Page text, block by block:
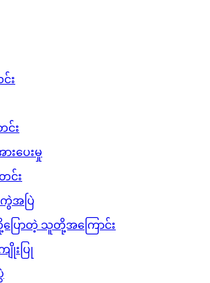
း
း
းပေးမှု
င်း
အပြဲ
ြောတဲ့ သူတို့အကြောင်း
းပြု